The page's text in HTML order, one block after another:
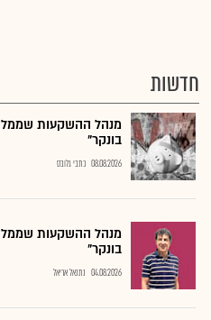
חדשות
מנהל ההשקעות
בונקר"
08.08.2026 כתבי גלובס
מנהל ההשקעות
בונקר"
04.08.2026 נתנאל אריאל